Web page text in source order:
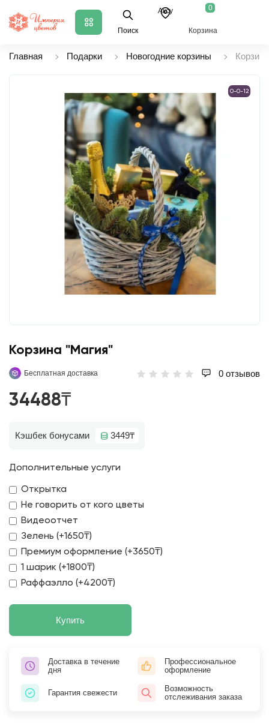
Поиск
Аксу 0
Корзина
Главная Подарки Новогодние корзины
0-0-12
Корзина "Магия"
Бесплатная доставка 0 отзывов
34488₸
Кэшбек бонусами 3449₸
Дополнительные услуги
Открытка
Не говорить от кого цветы
Видеоотчет
Зелень (+1650₸)
Премиум оформление (+3650₸)
1 шарик (+1800₸)
Раффаэлло (+4200₸)
Купить
Доставка в течение
дня
Профессиональное
оформление
Гарантия свежести
Возможность
отслеживания заказа